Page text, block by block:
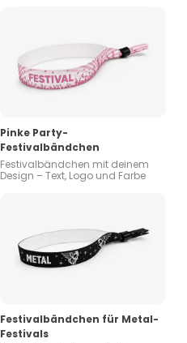
Pinke Party-
Festivalbändchen
Festivalbändchen mit deinem
Design – Text, Logo und Farbe
Festivalbändchen für Metal-
Festivals